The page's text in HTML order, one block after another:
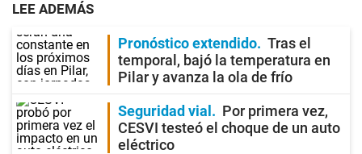
LEE ADEMÁS
Pronóstico extendido
Tras el
temporal, bajó la temperatura en
Pilar y avanza la ola de frío
Seguridad vial
Por primera vez,
CESVI testeó el choque de un auto
eléctrico